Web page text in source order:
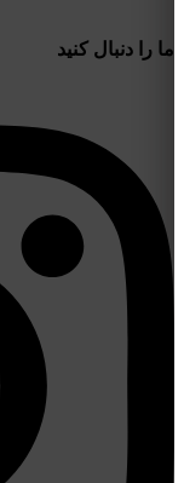
ما را دنبال کنید